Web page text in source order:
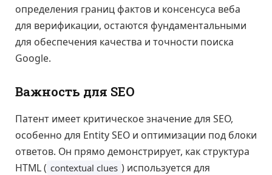
определения границ фактов и консенсуса веба
для верификации, остаются фундаментальными
для обеспечения качества и точности поиска
Google.
Важность для SEO
Патент имеет критическое значение для SEO,
особенно для Entity SEO и оптимизации под блоки
ответов. Он прямо демонстрирует, как структура
HTML ( contextual clues ) используется для